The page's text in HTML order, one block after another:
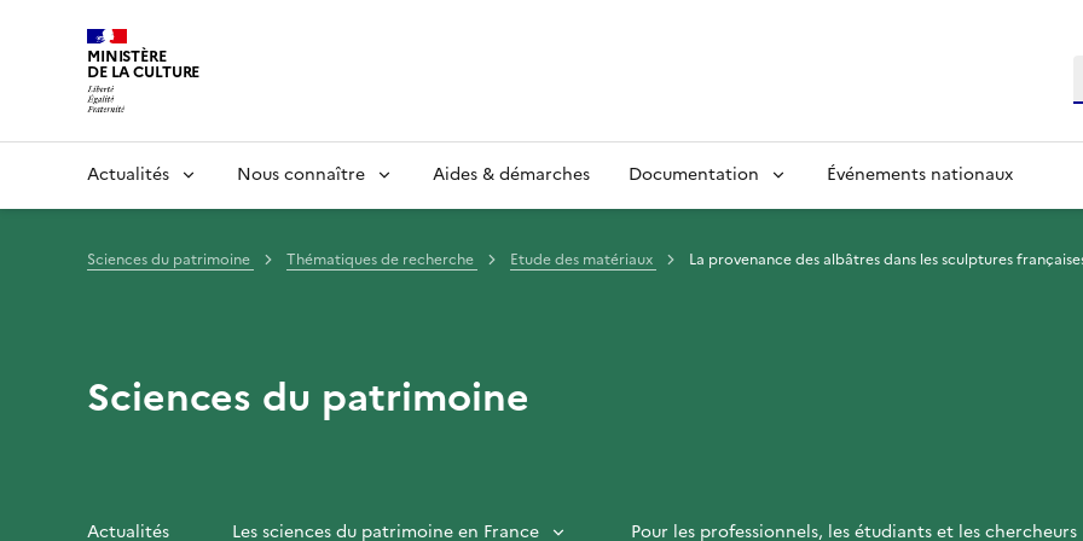
MINISTÈRE
DE LA CULTURE
Actualités Nous connaître Aides & démarches Documentation Événements nationaux
Sciences du patrimoine Thématiques de recherche Etude des matériaux La provenance des albâtres dans les sculptures
Sciences du patrimoine
Actualités Les sciences du patrimoine en France Pour les professionnels, les étudiants et les chercheurs